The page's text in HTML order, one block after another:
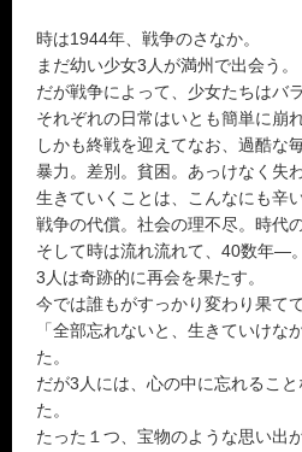
時は1944年、戦争のさなか。
まだ幼い少女3人が満州で出会う。
だが戦争によって、少女たちはバ
それぞれの日常はいとも簡単に崩
しかも終戦を迎えてなお、過酷な
暴力。差別。貧困。あっけなく失
生きていくことは、こんなにも辛
戦争の代償。社会の理不尽。時代
そして時は流れ流れて、40数年―。
3人は奇跡的に再会を果たす。
今では誰もがすっかり変わり果てて
「全部忘れないと、生きていけな
た。
だが3人には、心の中に忘れるこ
た。
たった１つ、宝物のような思い出